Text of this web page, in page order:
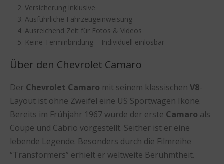
Versicherung inklusive
Ausführliche Fahrzeugeinweisung
Ausreichend Zeit für Fotos & Videos
Keine Terminbindung – Individuell einlösbar
Über den Chevrolet Camaro
Der Chevrolet Camaro mit seinem klassischen V8-
Layout ist ohne Zweifel eine US Sportwagen Ikone.
Bereits im Frühjahr 1967 wurde der erste Camaro als
Coupe und Cabrio vorgestellt. Seither ist er eine
lebende Legende. Besonders durch die Filmreihe
“Transformers” erhielt er weltweite Berühmtheit.